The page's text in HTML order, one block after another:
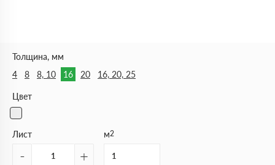
Толщина, мм
4
8 8, 10 16 20 16, 20, 25
Цвет
Лист
- +
м2